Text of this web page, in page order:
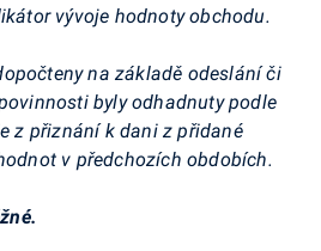
vývoje hodnoty obchodu.
na základě odeslání či
byly odhadnuty podle
z přiznání k dani z přidané
v předchozích obdobích.